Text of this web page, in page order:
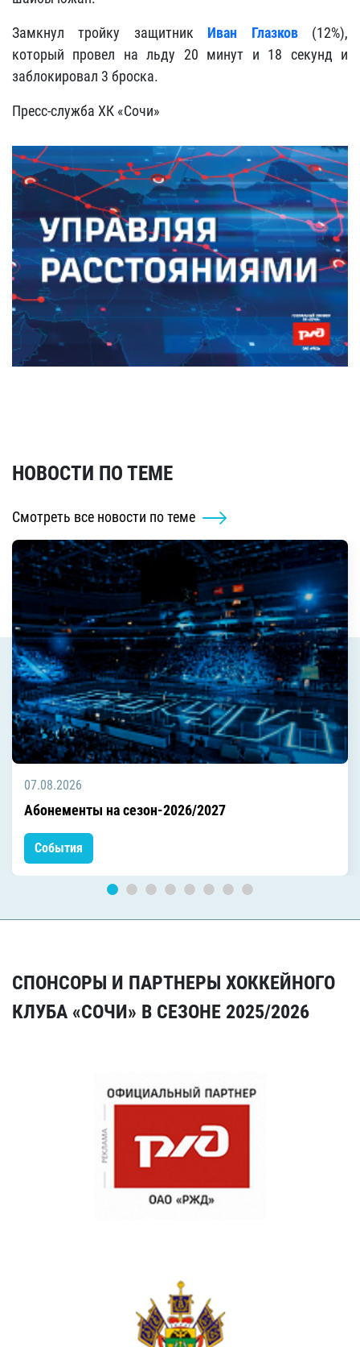
Замкнул тройку защитник Иван Глазков(12%),
который провел на льду 20 минут и 18 секунд и
заблокировал 3 броска.
Пресс-служба ХК «Сочи»
НОВОСТИ ПО ТЕМЕ
Смотреть все новости по теме
07.08.2026
Абонементы на сезон-2026/2027
События
СПОНСОРЫ И ПАРТНЕРЫ ХОККЕЙНОГО
КЛУБА «СОЧИ» В СЕЗОНЕ 2025/2026